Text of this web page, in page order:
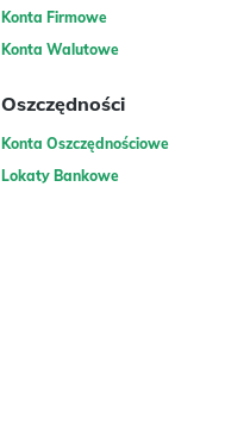
Konta Firmowe
Konta Walutowe
Oszczędności
Konta Oszczędnościowe
Lokaty Bankowe